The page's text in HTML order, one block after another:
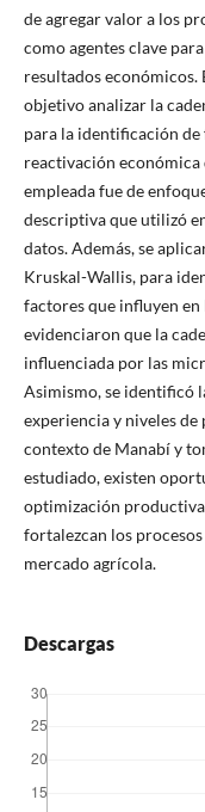
de agregar valor a los
como agentes clave
resultados económicos.
objetivo analizar la
para la identificación
reactivación económica
empleada fue de
descriptiva que utilizó
datos. Además, se
Kruskal-Wallis, para
factores que influyen en
evidenciaron que la
influenciada por las
Asimismo, se identificó
experiencia y niveles de
contexto de Manabí y
estudiado, existen
optimización productiva
fortalezcan los
mercado agrícola.
Descargas